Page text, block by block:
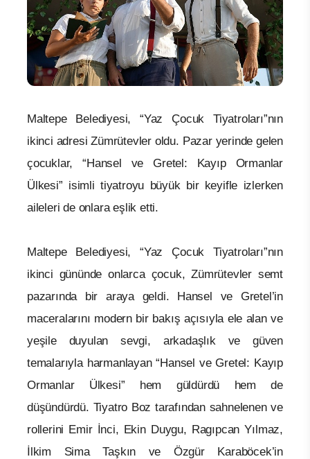
Maltepe Belediyesi, “Yaz Çocuk Tiyatroları”nın
ikinci adresi Zümrütevler oldu. Pazar yerinde gelen
çocuklar, “Hansel ve Gretel: Kayıp Ormanlar
Ülkesi” isimli tiyatroyu büyük bir keyifle izlerken
aileleri de onlara eşlik etti.
Maltepe Belediyesi, “Yaz Çocuk Tiyatroları”nın
ikinci gününde onlarca çocuk, Zümrütevler semt
pazarında bir araya geldi. Hansel ve Gretel’in
maceralarını modern bir bakış açısıyla ele alan ve
yeşile duyulan sevgi, arkadaşlık ve güven
temalarıyla harmanlayan “Hansel ve Gretel: Kayıp
Ormanlar Ülkesi” hem güldürdü hem de
düşündürdü. Tiyatro Boz tarafından sahnelenen ve
rollerini Emir İnci, Ekin Duygu, Ragıpcan Yılmaz,
İlkim Sima Taşkın ve Özgür Karaböcek’in